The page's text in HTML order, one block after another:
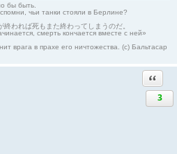
бы быть.
чьи танки стояли в Берлине?
われば死もまた終わってしまうのだ。
смерть кончается вместе с ней»
врага в прахе его ничтожества. (с) Бальтасар
3